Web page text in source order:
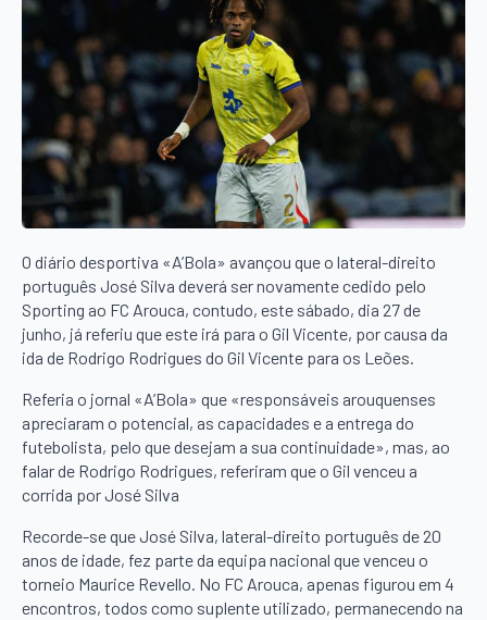
O diário desportiva «A’Bola» avançou que o lateral-direito
português José Silva deverá ser novamente cedido pelo
Sporting ao FC Arouca, contudo, este sábado, dia 27 de
junho, já referiu que este irá para o Gil Vicente, por causa da
ida de Rodrigo Rodrigues do Gil Vicente para os Leões.
Referia o jornal «A’Bola» que «responsáveis arouquenses
apreciaram o potencial, as capacidades e a entrega do
futebolista, pelo que desejam a sua continuidade», mas, ao
falar de Rodrigo Rodrigues, referiram que o Gil venceu a
corrida por José Silva
Recorde-se que José Silva, lateral-direito português de 20
anos de idade, fez parte da equipa nacional que venceu o
torneio Maurice Revello. No FC Arouca, apenas figurou em 4
encontros, todos como suplente utilizado, permanecendo na